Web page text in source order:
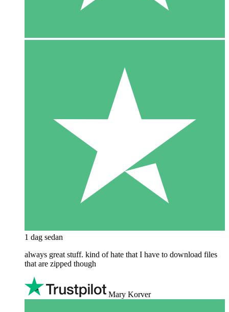
1 dag sedan
always great stuff. kind of hate that I have to download files
that are zipped though
Mary Korver